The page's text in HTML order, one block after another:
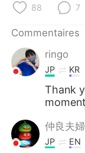
Türkçe
Português
88 7
Commentaires
ringo
JP KR
Thank
moment
仲良夫婦
JP EN